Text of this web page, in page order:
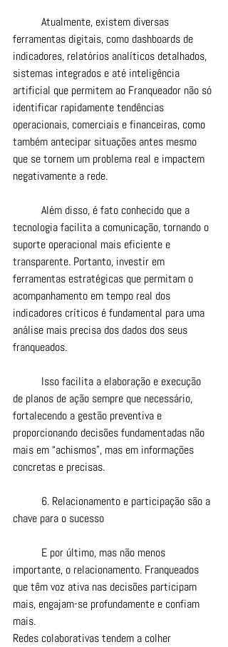
ferramentas digitais, como dashboards de
indicadores, relatórios analíticos detalhados,
sistemas integrados e até inteligência
artificial que permitem ao Franqueador não só
identificar rapidamente tendências
operacionais, comerciais e financeiras, como
também antecipar situações antes mesmo
que se tornem um problema real e impactem
negativamente a rede.
tecnologia facilita a comunicação, tornando o
suporte operacional mais eficiente e
transparente. Portanto, investir em
ferramentas estratégicas que permitam o
acompanhamento em tempo real dos
indicadores críticos é fundamental para uma
análise mais precisa dos dados dos seus
franqueados.
de planos de ação sempre que necessário,
fortalecendo a gestão preventiva e
proporcionando decisões fundamentadas não
mais em “achismos”, mas em informações
concretas e precisas.
chave para o sucesso
importante, o relacionamento. Franqueados
que têm voz ativa nas decisões participam
mais, engajam-se profundamente e confiam
mais.
Redes colaborativas tendem a colher